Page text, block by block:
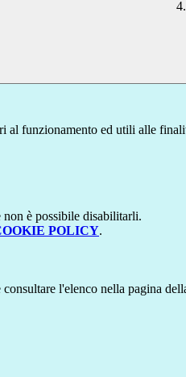
al funzionamento ed utili alle
è possibile disabilitarli.
POLICY.
l'elenco nella pagina